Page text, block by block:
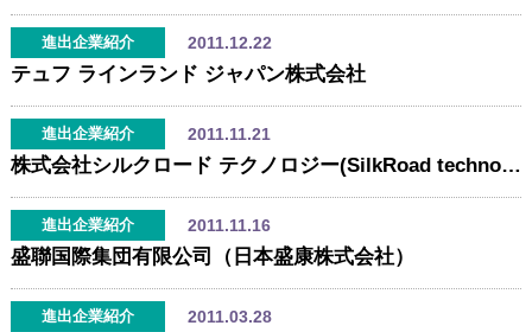
進出企業紹介 2011.12.22
テュフ ラインランド ジャパン株式会社
進出企業紹介 2011.11.21
株式会社シルクロード テクノロジー(SilkRoad technology Corp.)
進出企業紹介 2011.11.16
盛聯国際集団有限公司（日本盛康株式会社）
進出企業紹介 2011.03.28